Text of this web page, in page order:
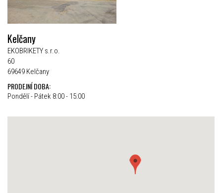
Kelčany
EKOBRIKETY s.r.o.
60
69649 Kelčany
PRODEJNÍ DOBA:
Pondělí - Pátek 8:00 - 15:00